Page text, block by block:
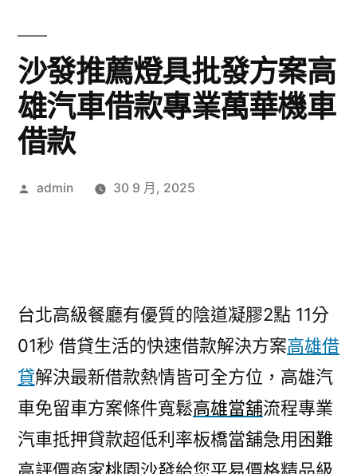
沙發推薦燈具批發方案高
雄汽車借款專業萬華機車
借款
作
admin 30 9 月, 2025
台北高級餐廳有優質的陰道凝膠2點 11分
01秒 借貸生活的快速借款解決方案高雄借
貸解決最新借款熱情皆可全方位，高雄汽
車免留車方案條件寬鬆高雄當舖流程專業
汽車抵押貸款超低利率板橋當舖急用困難